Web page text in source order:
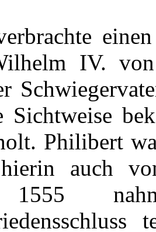
einen
IV.
Sichtweise
. Philibert
hierin auch